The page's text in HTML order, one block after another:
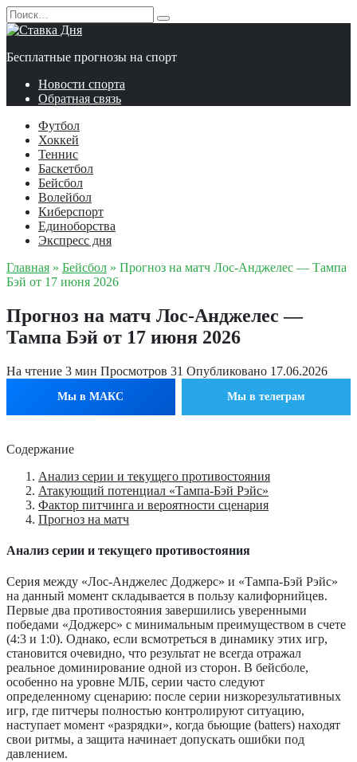
Перейти
к
содержанию
Search
for:
Бесплатные прогнозы на спорт
Новости спорта
Обратная связь
Футбол
Хоккей
Теннис
Баскетбол
Бейсбол
Волейбол
Киберспорт
Единоборства
Экспресс дня
Главная » Бейсбол » Прогноз на матч Лос-Анджелес — Тампа
Бэй от 17 июня 2026
Прогноз на матч Лос-Анджелес —
Тампа Бэй от 17 июня 2026
На чтение 3 мин Просмотров 31 Опубликовано 17.06.2026
Мы в МАКС Мы в телеграм
Содержание
Анализ серии и текущего противостояния
Атакующий потенциал «Тампа-Бэй Рэйс»
Фактор питчинга и вероятности сценария
Прогноз на матч
Анализ серии и текущего противостояния
Серия между «Лос-Анджелес Доджерс» и «Тампа-Бэй Рэйс»
на данный момент складывается в пользу калифорнийцев.
Первые два противостояния завершились уверенными
победами «Доджерс» с минимальным преимуществом в счете
(4:3 и 1:0). Однако, если всмотреться в динамику этих игр,
становится очевидно, что результат не всегда отражал
реальное доминирование одной из сторон. В бейсболе,
особенно на уровне МЛБ, серии часто следуют
определенному сценарию: после серии низкорезультативных
игр, где питчеры полностью контролируют ситуацию,
наступает момент «разрядки», когда бьющие (batters) находят
свои ритмы, а защита начинает допускать ошибки под
давлением.